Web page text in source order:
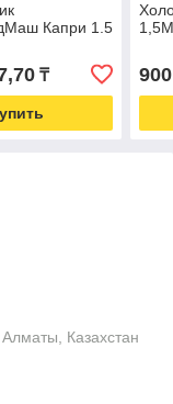
Капри 1.5
₸
Казахстан